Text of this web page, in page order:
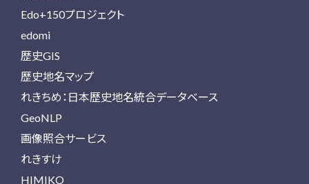
Edo+150プロジェクト
edomi
歴史GIS
歴史地名マップ
れきちめ：日本歴史地名統合データベース
GeoNLP
画像照合サービス
れきすけ
HIMIKO